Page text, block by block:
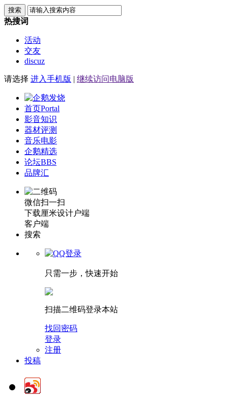
搜索
热搜词
活动
交友
discuz
请选择 进入手机版 | 继续访问电脑版
首页Portal
影音知识
器材评测
音乐电影
企鹅精选
论坛BBS
品牌汇
微信扫一扫
下载厘米设计户端
客户端
搜索
只需一步，快速开始
扫描二维码登录本站
找回密码
登录
注册
投稿